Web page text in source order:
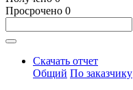
Просрочено 0
Скачать отчет
Общий По заказчику